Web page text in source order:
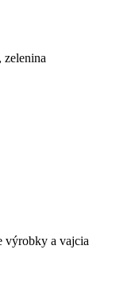
zelenina
výrobky a vajcia